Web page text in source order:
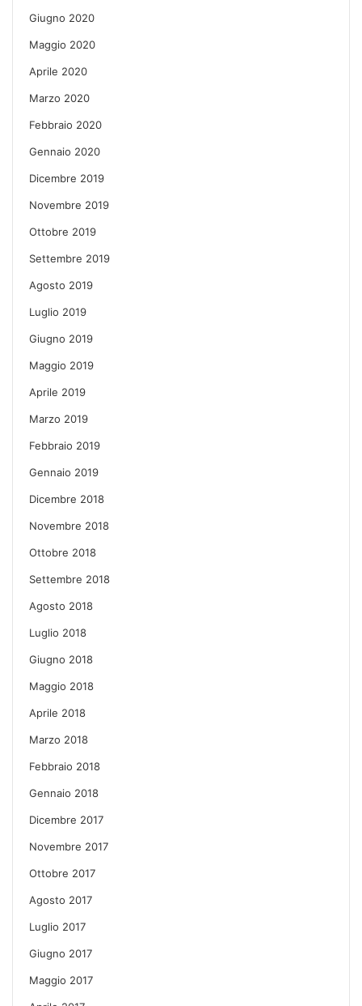
Giugno 2020
Maggio 2020
Aprile 2020
Marzo 2020
Febbraio 2020
Gennaio 2020
Dicembre 2019
Novembre 2019
Ottobre 2019
Settembre 2019
Agosto 2019
Luglio 2019
Giugno 2019
Maggio 2019
Aprile 2019
Marzo 2019
Febbraio 2019
Gennaio 2019
Dicembre 2018
Novembre 2018
Ottobre 2018
Settembre 2018
Agosto 2018
Luglio 2018
Giugno 2018
Maggio 2018
Aprile 2018
Marzo 2018
Febbraio 2018
Gennaio 2018
Dicembre 2017
Novembre 2017
Ottobre 2017
Agosto 2017
Luglio 2017
Giugno 2017
Maggio 2017